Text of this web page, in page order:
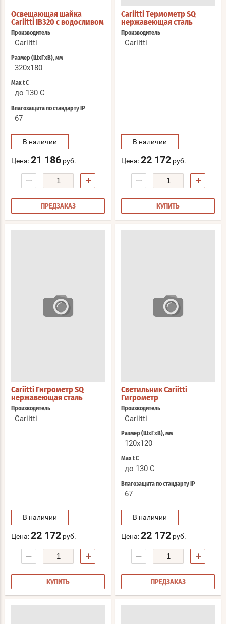
Освещающая шайка
Cariitti IB320 с водосливом
Производитель
Cariitti
Размер (ШхГхВ), мм
320x180
Max t С
до 130 C
Влагозащита по стандарту IP
67
В наличии
Цена:21 186 руб.
− +
ПРЕДЗАКАЗ
Cariitti Термометр SQ
нержавеющая сталь
Производитель
Cariitti
В наличии
Цена:22 172 руб.
− +
КУПИТЬ
Cariitti Гигрометр SQ
нержавеющая сталь
Производитель
Cariitti
В наличии
Цена:22 172 руб.
− +
КУПИТЬ
Светильник Cariitti
Гигрометр
Производитель
Cariitti
Размер (ШхГхВ), мм
120x120
Max t С
до 130 C
Влагозащита по стандарту IP
67
В наличии
Цена:22 172 руб.
− +
ПРЕДЗАКАЗ